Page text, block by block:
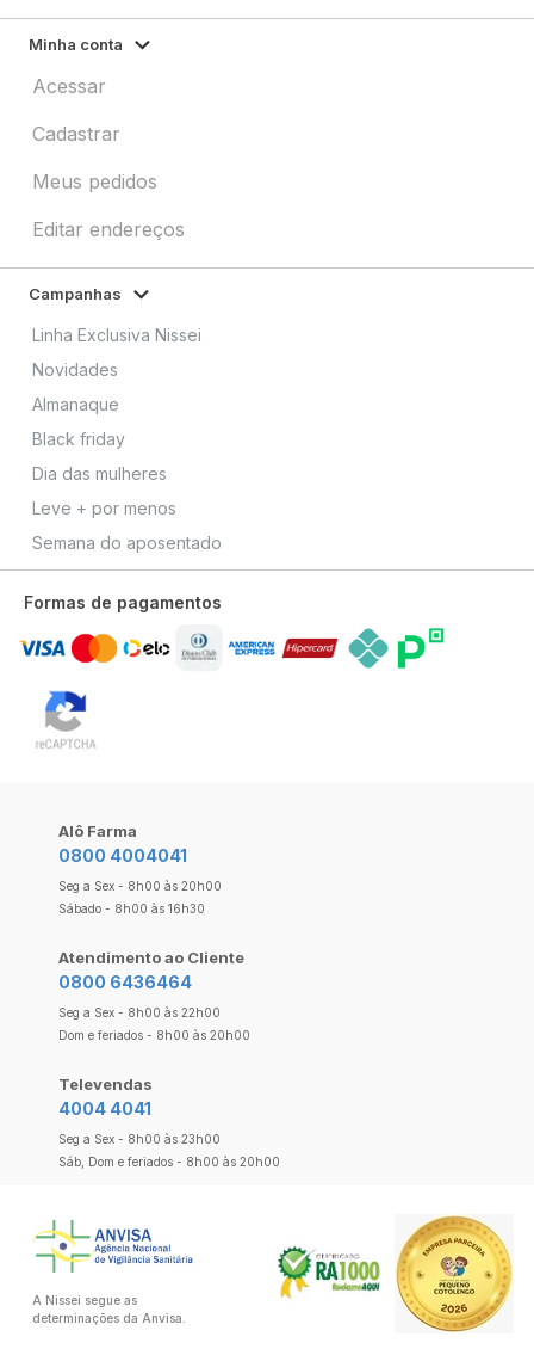
Minha conta
Acessar
Cadastrar
Meus pedidos
Editar endereços
Campanhas
Linha Exclusiva Nissei
Novidades
Almanaque
Black friday
Dia das mulheres
Leve + por menos
Semana do aposentado
Formas de pagamentos
Alô Farma
0800 4004041
Seg a Sex - 8h00 às 20h00
Sábado - 8h00 às 16h30
Atendimento ao Cliente
0800 6436464
Seg a Sex - 8h00 às 22h00
Dom e feriados - 8h00 às 20h00
Televendas
4004 4041
Seg a Sex - 8h00 às 23h00
Sáb, Dom e feriados - 8h00 às 20h00
A Nissei segue as
determinações da Anvisa.